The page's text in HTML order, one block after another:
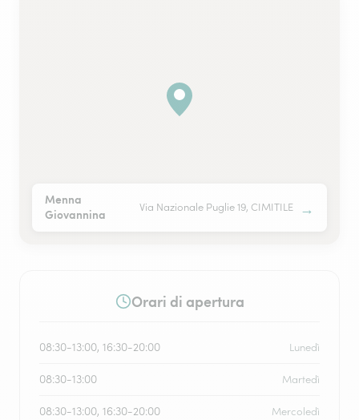
Menna
Giovannina
Via Nazionale Puglie 19, CIMITILE →
Orari di apertura
08:30-13:00, 16:30-20:00 Lunedì
08:30-13:00 Martedì
08:30-13:00, 16:30-20:00 Mercoledì